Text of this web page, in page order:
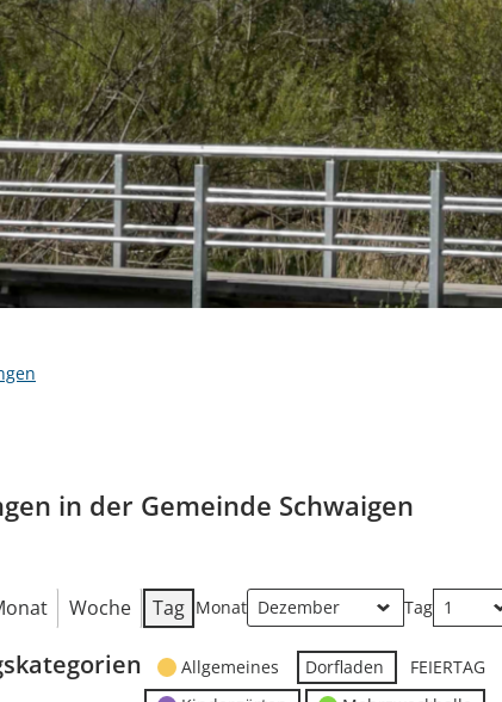
in der Gemeinde Schwaigen
Woche Tag Monat Tag
Allgemeines Dorfladen FEIERTAG